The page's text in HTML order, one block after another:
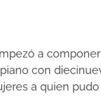
a
con
a quien